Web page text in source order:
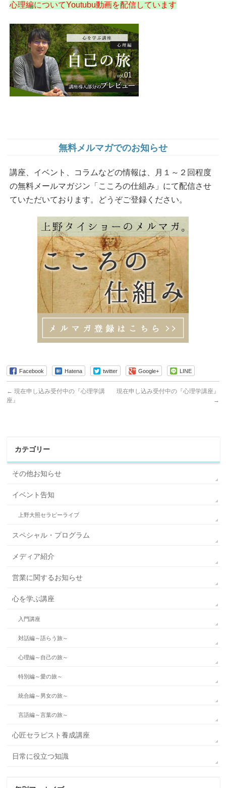
心理編についてYoutubu動画を配信しています
無料メルマガでのお知らせ
講座、イベント、コラムなどの情報は、月１～２回程度
の無料メールマガジン「こころの仕組み」にて配信させ
ていただいております。どうぞご登録ください。
Facebook Hatena twitter Google+ LINE
← 現在申し込み受付中の『心理学講
座』
現在申し込み受付中の『心理学講座』
→
カテゴリー
その他お知らせ
イベント告知
上野大照セラピーライブ
スペシャル・プログラム
メディア紹介
営業に関するお知らせ
心を学ぶ講座
入門講座
対話編～語らう旅～
心理編～自己の旅～
特別編～愛の旅～
統合編～男女の旅～
言語編～言葉の旅～
心匠セラピスト養成講座
日常に役立つ知識